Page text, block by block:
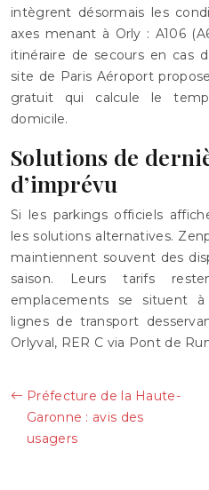
intègrent désormais les
axes menant à Orly : A106
itinéraire de secours en cas
site de Paris Aéroport
gratuit qui calcule le
domicile.
Solutions de
d’imprévu
Si les parkings officiels
les solutions alternatives.
maintiennent souvent des
saison. Leurs tarifs
emplacements se situent
lignes de transport
Orlyval, RER C via Pont de
Préfecture de la Haute-
Garonne : avis des
usagers